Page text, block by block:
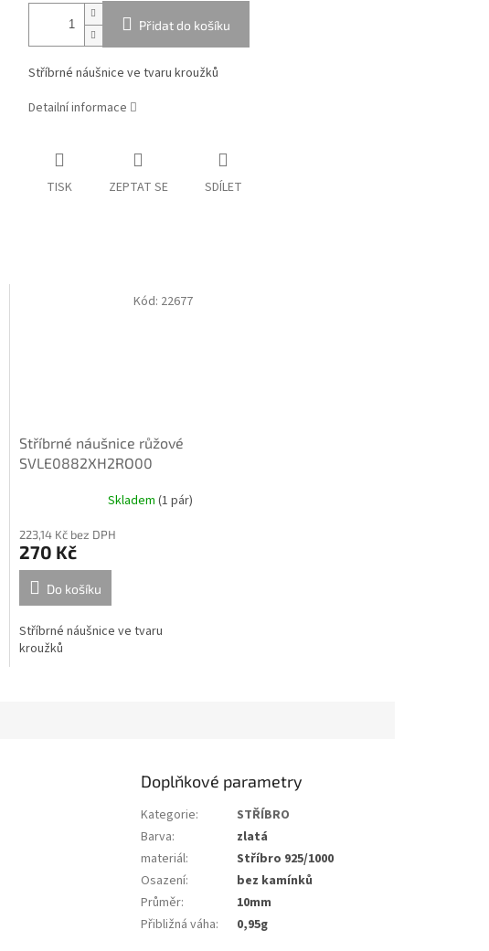
Přidat do košíku
Stříbrné náušnice ve tvaru kroužků
Detailní informace
TISK ZEPTAT SE SDÍLET
Stříbrné náušnice růžové
SVLE0882XH2RO00
Skladem(1 pár)
223,14 Kč bez DPH
270 Kč
Do košíku
Stříbrné náušnice ve tvaru
kroužků
Kód: 22677
Doplňkové parametry
Kategorie:
STŘÍBRO
Barva:
zlatá
materiál:
Stříbro 925/1000
Osazení:
bez kamínků
Průměr:
10mm
Přibližná váha: 0,95g